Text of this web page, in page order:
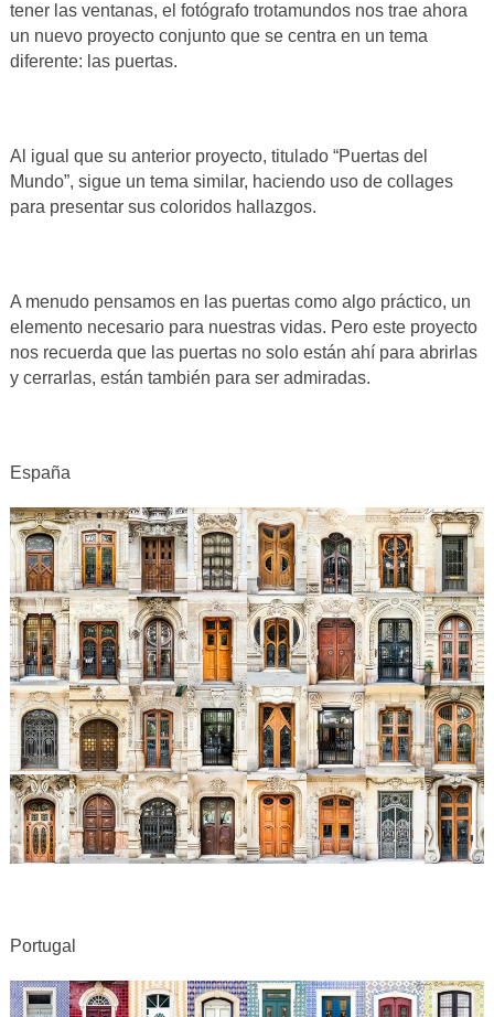
tener las ventanas, el fotógrafo trotamundos nos trae ahora
un nuevo proyecto conjunto que se centra en un tema
diferente: las puertas.
Al igual que su anterior proyecto, titulado “Puertas del
Mundo”, sigue un tema similar, haciendo uso de collages
para presentar sus coloridos hallazgos.
A menudo pensamos en las puertas como algo práctico, un
elemento necesario para nuestras vidas. Pero este proyecto
nos recuerda que las puertas no solo están ahí para abrirlas
y cerrarlas, están también para ser admiradas.
España
Portugal